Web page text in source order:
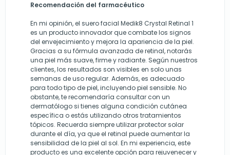
Recomendación del farmacéutico
En mi opinión, el suero facial Medik8 Crystal Retinal 1
es un producto innovador que combate los signos
del envejecimiento y mejora la apariencia de la piel.
Gracias a su fórmula avanzada de retinal, notarás
una piel más suave, firme y radiante. Según nuestros
clientes, los resultados son visibles en solo unas
semanas de uso regular. Además, es adecuado
para todo tipo de piel, incluyendo piel sensible. No
obstante, te recomendaría consultar con un
dermatólogo si tienes alguna condición cutánea
específica o estás utilizando otros tratamientos
tópicos. Recuerda siempre utilizar protector solar
durante el día, ya que el retinal puede aumentar la
sensibilidad de la piel al sol. En mi experiencia, este
producto es una excelente opción para rejuvenecer y